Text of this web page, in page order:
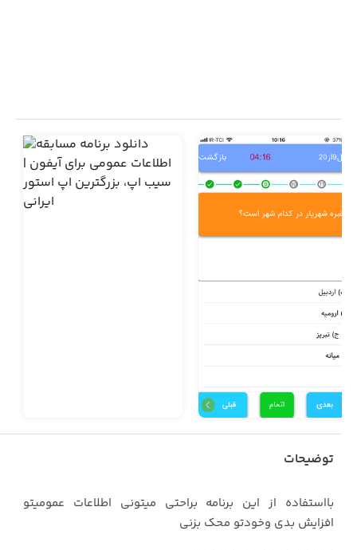
توضیحات
بااستفاده از این برنامه براحتی میتونی اطلاعات عمومیتو
افزایش بدی وخودتو محک بزنی